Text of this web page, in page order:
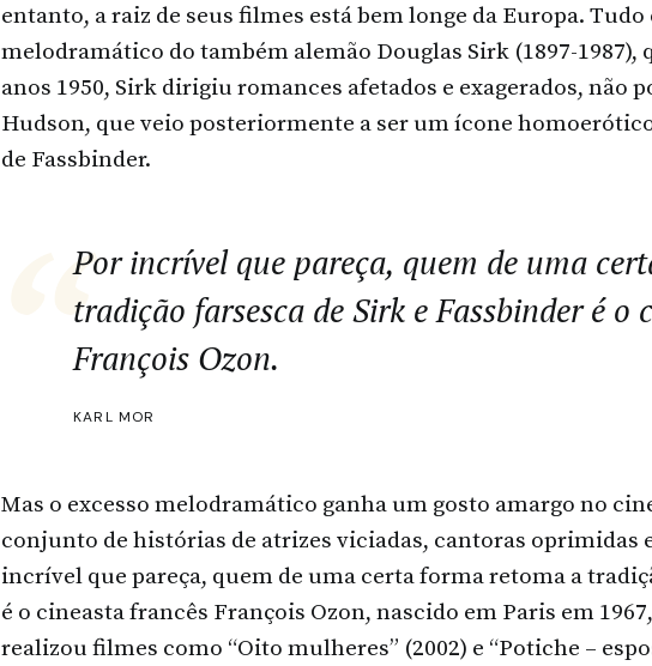
entanto, a raiz de seus filmes está bem longe da Europa.
melodramático do também alemão Douglas Sirk (1897-1987),
anos 1950, Sirk dirigiu romances afetados e exagerados, não
Hudson, que veio posteriormente a ser um ícone
de Fassbinder.
Por incrível que pareça, quem de uma
tradição farsesca de Sirk e Fassbinder é o
François Ozon.
KARL MOR
Mas o excesso melodramático ganha um gosto amargo no
conjunto de histórias de atrizes viciadas, cantoras oprimidas
incrível que pareça, quem de uma certa forma retoma a
é o cineasta francês François Ozon, nascido em Paris em
realizou filmes como “Oito mulheres” (2002) e “Potiche –